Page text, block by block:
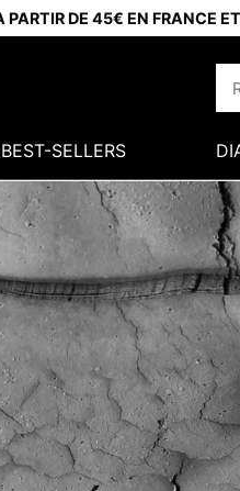
PARTIR DE 45€ EN FRANCE
BEST-SELLERS